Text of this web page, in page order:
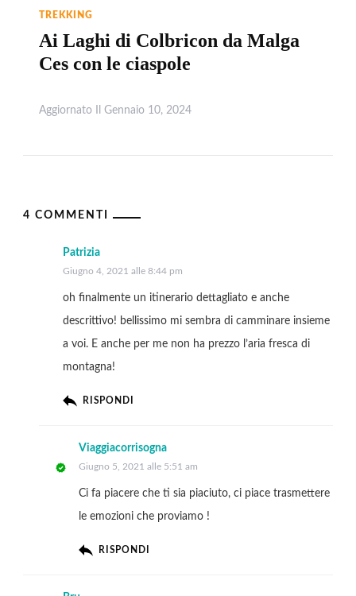
TREKKING
Ai Laghi di Colbricon da Malga
Ces con le ciaspole
Aggiornato Il Gennaio 10, 2024
4 COMMENTI
Patrizia
Giugno 4, 2021 alle 8:44 pm
oh finalmente un itinerario dettagliato e anche
descrittivo! bellissimo mi sembra di camminare insieme
a voi. E anche per me non ha prezzo l’aria fresca di
montagna!
RISPONDI
Viaggiacorrisogna
Giugno 5, 2021 alle 5:51 am
Ci fa piacere che ti sia piaciuto, ci piace trasmettere
le emozioni che proviamo !
RISPONDI